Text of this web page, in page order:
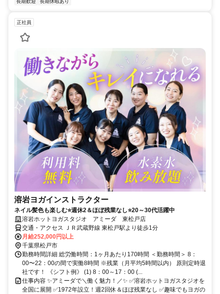
長期歓迎 長期休暇あり
正社員
溶岩ヨガインストラクター
ネイル髪色も楽しむ⭐週休2＆ほぼ残業なし⭐20～30代活躍中
溶岩ホットヨガスタジオ アミーダ 東松戸店
交通・アクセス ＪＲ武蔵野線 東松戸駅より徒歩1分
月給252,000円以上
千葉県松戸市
勤務時間詳細 総労働時間：1ヶ月あたり170時間 ＜勤務時間＞ 8：
00〜22：00の間で実働8時間 ※残業（月平均5時間以内） 原則定時退
社です！ 《シフト例》 (1) 8：00～17：00 (...
仕事内容 ✨アミーダで＼働く魅力！／✨ ✅溶岩ホットヨガスタジオを
全国に展開 ✅1972年設立！週2回休＆ほぼ残業なし ✅趣味でもヨガの